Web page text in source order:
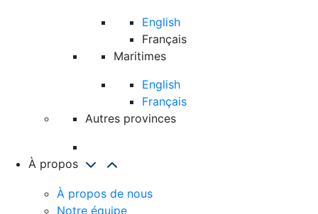
English
Français
Maritimes
English
Français
Autres provinces
À propos
À propos de nous
Notre équipe